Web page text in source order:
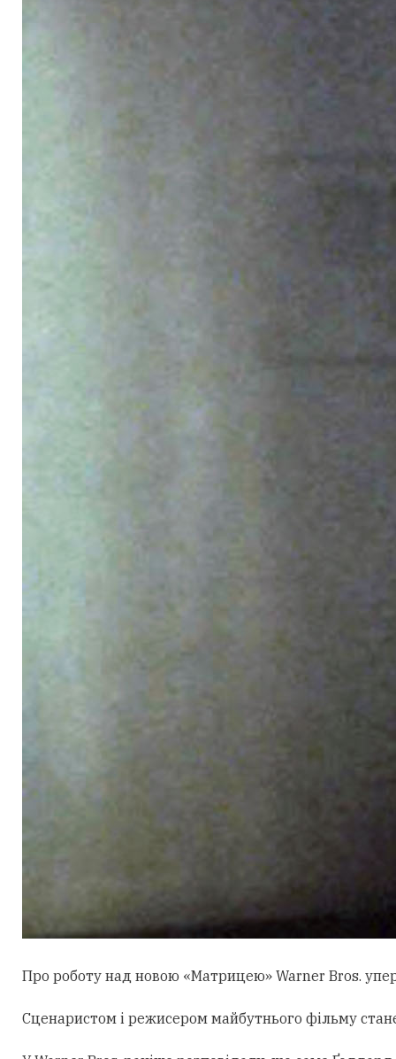
Про роботу над новою «Матрицею» Warner Bros.
Сценаристом і режисером майбутнього фільму